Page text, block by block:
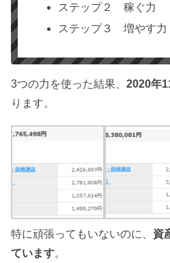
ステップ２ 稼ぐ力
ステップ３ 増やす力
3つの力を使った結果、 2020年
ります。
特に頑張ってもいないのに、 資
ています。